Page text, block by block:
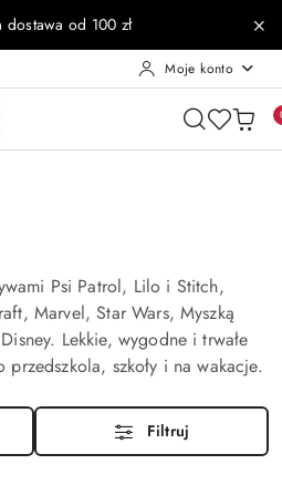
dostawa od 100 zł
Moje konto
Psi Patrol, Lilo i Stitch,
Marvel, Star Wars, Myszką
Lekkie, wygodne i trwałe
przedszkola, szkoły i na wakacje.
Filtruj